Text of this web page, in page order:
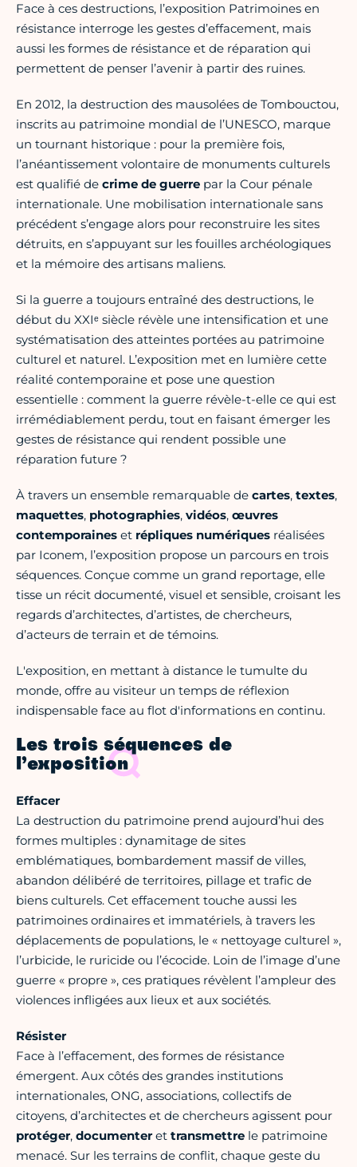
Face à ces destructions, l’exposition Patrimoines en
résistance interroge les gestes d’effacement, mais
aussi les formes de résistance et de réparation qui
permettent de penser l’avenir à partir des ruines.
En 2012, la destruction des mausolées de Tombouctou,
inscrits au patrimoine mondial de l’UNESCO, marque
un tournant historique : pour la première fois,
l’anéantissement volontaire de monuments culturels
est qualifié de crime de guerre par la Cour pénale
internationale. Une mobilisation internationale sans
précédent s’engage alors pour reconstruire les sites
détruits, en s’appuyant sur les fouilles archéologiques
et la mémoire des artisans maliens.
Si la guerre a toujours entraîné des destructions, le
début du XXIᵉ siècle révèle une intensification et une
systématisation des atteintes portées au patrimoine
culturel et naturel. L’exposition met en lumière cette
réalité contemporaine et pose une question
essentielle : comment la guerre révèle-t-elle ce qui est
irrémédiablement perdu, tout en faisant émerger les
gestes de résistance qui rendent possible une
réparation future ?
À travers un ensemble remarquable de cartes, textes,
maquettes, photographies, vidéos, œuvres
contemporaines et répliques numériques réalisées
par Iconem, l’exposition propose un parcours en trois
séquences. Conçue comme un grand reportage, elle
tisse un récit documenté, visuel et sensible, croisant les
regards d’architectes, d’artistes, de chercheurs,
d’acteurs de terrain et de témoins.
L'exposition, en mettant à distance le tumulte du
monde, offre au visiteur un temps de réflexion
indispensable face au flot d'informations en continu.
Les trois séquences de
l’exposition
Effacer
La destruction du patrimoine prend aujourd’hui des
formes multiples : dynamitage de sites
emblématiques, bombardement massif de villes,
abandon délibéré de territoires, pillage et trafic de
biens culturels. Cet effacement touche aussi les
patrimoines ordinaires et immatériels, à travers les
déplacements de populations, le « nettoyage culturel »,
l’urbicide, le ruricide ou l’écocide. Loin de l’image d’une
guerre « propre », ces pratiques révèlent l’ampleur des
violences infligées aux lieux et aux sociétés.
Résister
Face à l’effacement, des formes de résistance
émergent. Aux côtés des grandes institutions
internationales, ONG, associations, collectifs de
citoyens, d’architectes et de chercheurs agissent pour
protéger, documenteret transmettre le patrimoine
menacé. Sur les terrains de conflit, chaque geste du